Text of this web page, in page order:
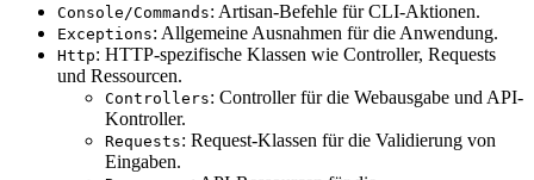
Console/Commands: Artisan-Befehle für CLI-Aktionen.
Exceptions: Allgemeine Ausnahmen für die Anwendung.
Http: HTTP-spezifische Klassen wie Controller, Requests
und Ressourcen.
Controllers: Controller für die Webausgabe und API-
Kontroller.
Requests: Request-Klassen für die Validierung von
Eingaben.